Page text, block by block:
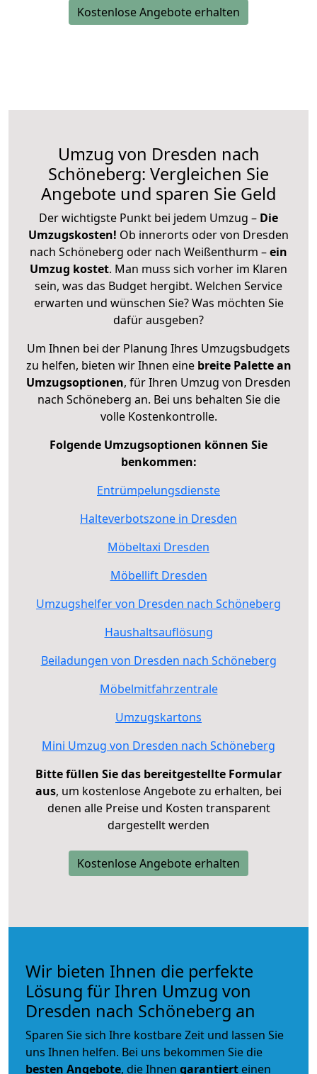
Kostenlose Angebote erhalten
Umzug von Dresden nach
Schöneberg: Vergleichen Sie
Angebote und sparen Sie Geld
Der wichtigste Punkt bei jedem Umzug – Die
Umzugskosten! Ob innerorts oder von Dresden
nach Schöneberg oder nach Weißenthurm –ein
Umzug kostet. Man muss sich vorher im Klaren
sein, was das Budget hergibt. Welchen Service
erwarten und wünschen Sie? Was möchten Sie
dafür ausgeben?
Um Ihnen bei der Planung Ihres Umzugsbudgets
zu helfen, bieten wir Ihnen eine breite Palette an
Umzugsoptionen, für Ihren Umzug von Dresden
nach Schöneberg an. Bei uns behalten Sie die
volle Kostenkontrolle.
Folgende Umzugsoptionen können Sie
benkommen:
Entrümpelungsdienste
Halteverbotszone in Dresden
Möbeltaxi Dresden
Möbellift Dresden
Umzugshelfer von Dresden nach Schöneberg
Haushaltsauflösung
Beiladungen von Dresden nach Schöneberg
Möbelmitfahrzentrale
Umzugskartons
Mini Umzug von Dresden nach Schöneberg
Bitte füllen Sie das bereitgestellte Formular
aus, um kostenlose Angebote zu erhalten, bei
denen alle Preise und Kosten transparent
dargestellt werden
Kostenlose Angebote erhalten
Wir bieten Ihnen die perfekte
Lösung für Ihren Umzug von
Dresden nach Schöneberg an
Sparen Sie sich Ihre kostbare Zeit und lassen Sie
uns Ihnen helfen. Bei uns bekommen Sie die
besten Angebote, die Ihnen garantiert einen